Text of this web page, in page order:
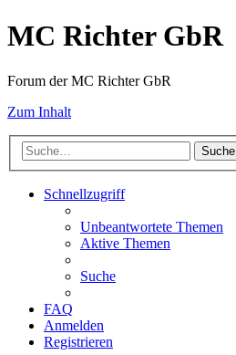
MC Richter GbR
Forum der MC Richter GbR
Zum Inhalt
Suche
Schnellzugriff
Unbeantwortete Themen
Aktive Themen
Suche
FAQ
Anmelden
Registrieren